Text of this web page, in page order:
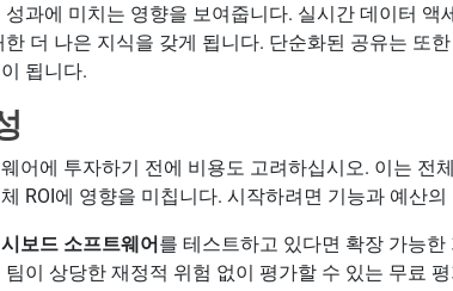
과에 미치는 영향을 보여줍니다. 실시간 데이터 액
더 나은 지식을 갖게 됩니다. 단순화된 공유는 또
됩니다.
어에 투자하기 전에 비용도 고려하십시오. 이는 전
ROI에 영향을 미칩니다. 시작하려면 기능과 예산
보드 소프트웨어를 테스트하고 있다면 확장 가능
이 상당한 재정적 위험 없이 평가할 수 있는 무료